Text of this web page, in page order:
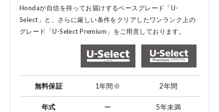
コーポレートサイト
Hondaが自信を持ってお届けするベースグレード「U-
Select」と、 さらに厳しい条件をクリアしたワンランク上の
グレード「U-Select Premium」をご用意しております。
無料保証 1年間 ※ 2年間
年式 ー 5年未満